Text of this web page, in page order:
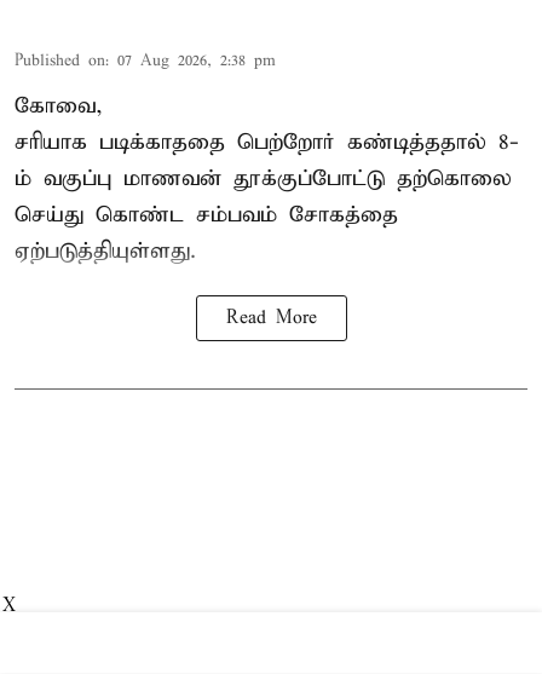
Published on: 07 Aug 2026, 2:38 pm
கோவை,
சரியாக படிக்காததை பெற்றோர் கண்டித்ததால் 8-
ம் வகுப்பு மாணவன் தூக்குப்போட்டு தற்கொலை
செய்து கொண்ட சம்பவம் சோகத்தை
ஏற்படுத்தியுள்ளது.
Read More
X